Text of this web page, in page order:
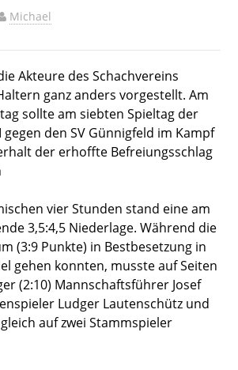
Michael
Akteure des Schachvereins
ganz anders vorgestellt. Am
sollte am siebten Spieltag der
gegen den SV Günnigfeld im Kampf
der erhoffte Befreiungsschlag
vier Stunden stand eine am
3,5:4,5 Niederlage. Während die
(3:9 Punkte) in Bestbesetzung in
gehen konnten, musste auf Seiten
(2:10) Mannschaftsführer Josef
Ludger Lautenschütz und
auf zwei Stammspieler